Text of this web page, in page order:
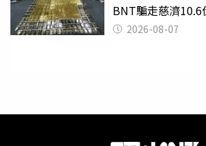
BNT騙走慈濟
挖出乾鮑金庫
2026-08-07